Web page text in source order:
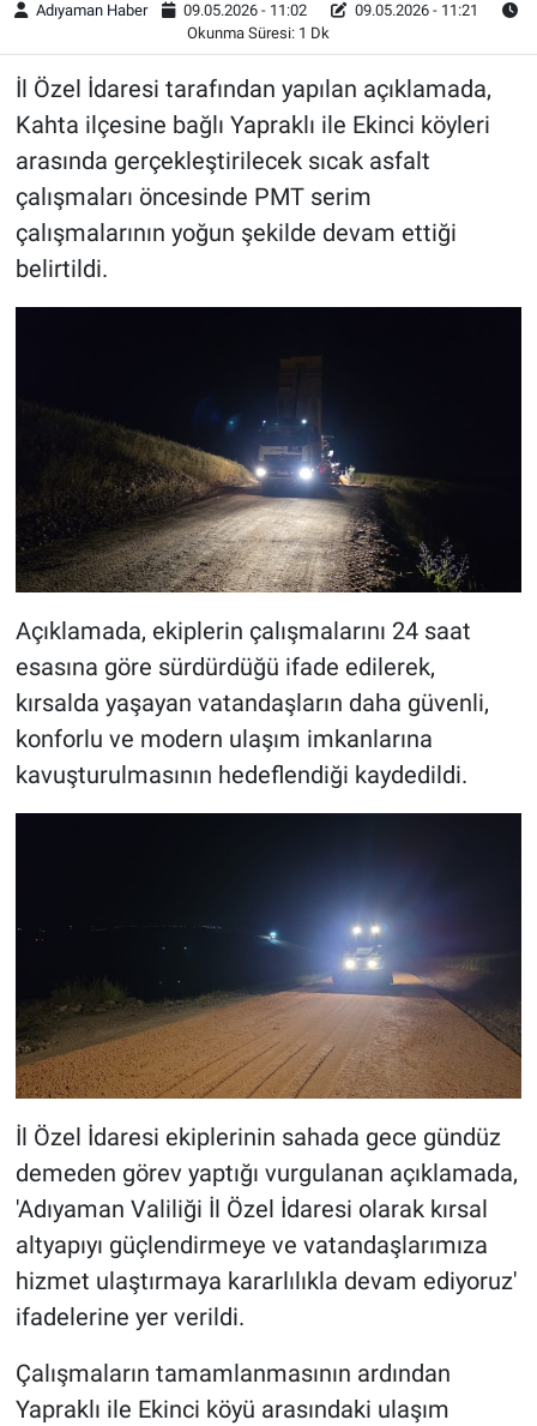
Adıyaman Haber 09.05.2026 - 11:02
09.05.2026 - 11:21
Okunma Süresi: 1 Dk
İl Özel İdaresi tarafından yapılan açıklamada,
Kahta ilçesine bağlı Yapraklı ile Ekinci köyleri
arasında gerçekleştirilecek sıcak asfalt
çalışmaları öncesinde PMT serim
çalışmalarının yoğun şekilde devam ettiği
belirtildi.
Açıklamada, ekiplerin çalışmalarını 24 saat
esasına göre sürdürdüğü ifade edilerek,
kırsalda yaşayan vatandaşların daha güvenli,
konforlu ve modern ulaşım imkanlarına
kavuşturulmasının hedeflendiği kaydedildi.
İl Özel İdaresi ekiplerinin sahada gece gündüz
demeden görev yaptığı vurgulanan açıklamada,
'Adıyaman Valiliği İl Özel İdaresi olarak kırsal
altyapıyı güçlendirmeye ve vatandaşlarımıza
hizmet ulaştırmaya kararlılıkla devam ediyoruz'
ifadelerine yer verildi.
Çalışmaların tamamlanmasının ardından
Yapraklı ile Ekinci köyü arasındaki ulaşım
BİLİM VE TEKNOLOJİ